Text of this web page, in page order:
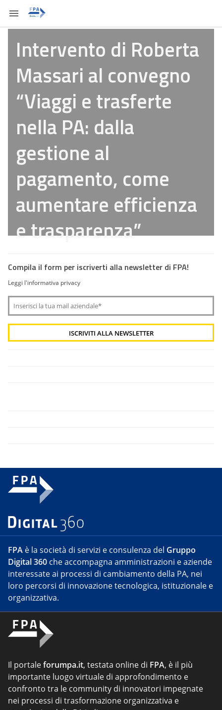
Intervento di Roberta
Massari al convegno
“Viaggi e trasferte
nella PA: dalla
gestione al
pagamento, come
aumentare efficienza
e trasparenza”
Compila il form per iscriverti alla newsletter di FPA!
Leggi l'informativa privacy
FPA è la società di servizi e consulenza del Gruppo
Digital 360 che accompagna amministrazioni e aziende
interessate ai processi di cambiamento della PA, nei
loro percorsi di innovazione tecnologica, istituzionale e
organizzativa.
Il portaleforumpa.it, testata online di FPA, è il più
importante luogo virtuale di approfondimento e
confronto tra le community di innovatori impegnate
nei processi di trasformazione organizzativa e